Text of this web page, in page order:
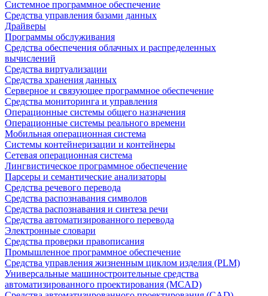
Системное программное обеспечение
Средства управления базами данных
Драйверы
Программы обслуживания
Средства обеспечения облачных и распределенных
вычислений
Средства виртуализации
Средства хранения данных
Серверное и связующее программное обеспечение
Средства мониторинга и управления
Операционные системы общего назначения
Операционные системы реального времени
Мобильная операционная система
Системы контейнеризации и контейнеры
Сетевая операционная система
Лингвистическое программное обеспечение
Парсеры и семантические анализаторы
Средства речевого перевода
Средства распознавания символов
Средства распознавания и синтеза речи
Средства автоматизированного перевода
Электронные словари
Средства проверки правописания
Промышленное программное обеспечение
Средства управления жизненным циклом изделия (PLM)
Универсальные машиностроительные средства
автоматизированного проектирования (MCAD)